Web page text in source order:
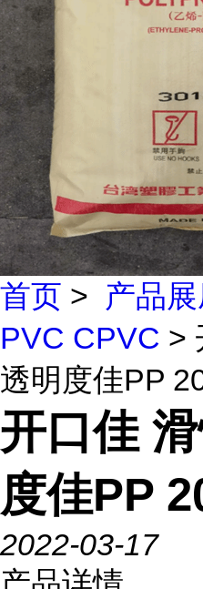
首页 > 产品
PVC CPVC >
透明度佳PP
开口佳
度佳PP
2022-03-17